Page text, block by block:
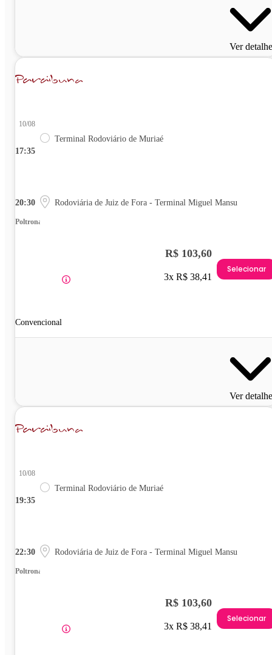
Ver
17:35
10/08
Terminal Rodoviário de Muriaé
20:30 Rodoviária de Juiz de Fora - Terminal Miguel Mansu
Poltrona
Convencional
R$ 103,60
3x R$ 38,41
Selecionar
Ver
19:35
10/08
Terminal Rodoviário de Muriaé
22:30 Rodoviária de Juiz de Fora - Terminal Miguel Mansu
Poltrona
R$ 103,60
3x R$ 38,41
Selecionar